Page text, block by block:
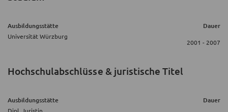
Ausbildungsstätte Dauer
Universität Würzburg
2001 - 2007
Hochschulabschlüsse & juristische Titel
Ausbildungsstätte Dauer